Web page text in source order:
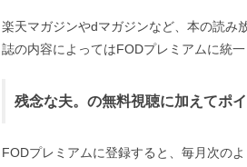
楽天マガジンやdマガジンなど、本の読み
誌の内容によってはFODプレミアムに統
残念な夫。の無料視聴に加えてポ
FODプレミアムに登録すると、毎月次の